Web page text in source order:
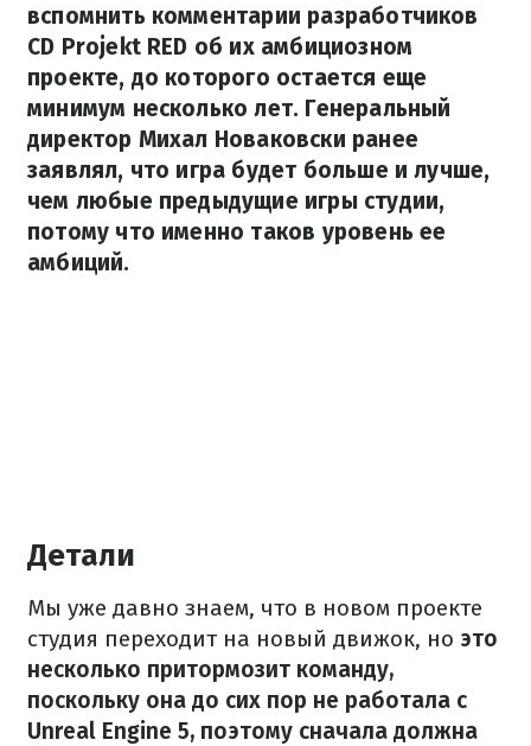
вспомнить комментарии разработчиков
CD Projekt RED об их амбициозном
проекте, до которого остается еще
минимум несколько лет. Генеральный
директор Михал Новаковски ранее
заявлял, что игра будет больше и лучше,
чем любые предыдущие игры студии,
потому что именно таков уровень ее
амбиций.
Детали
Мы уже давно знаем, что в новом проекте
студия переходит на новый движок, но это
несколько притормозит команду,
поскольку она до сих пор не работала с
Unreal Engine 5, поэтому сначала должна